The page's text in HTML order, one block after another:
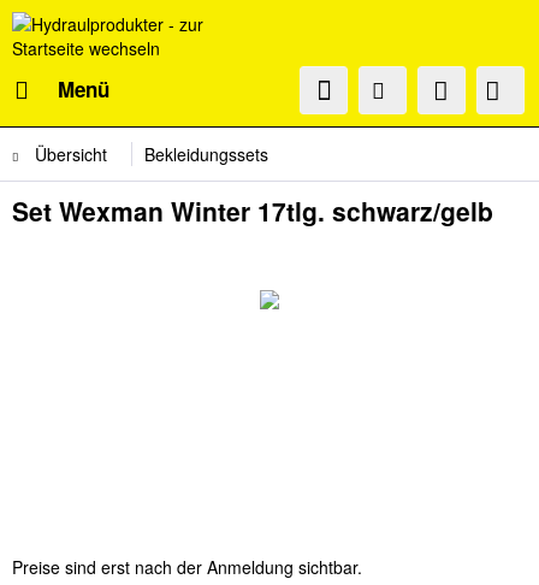
Menü
Übersicht Bekleidungssets
Set Wexman Winter 17tlg. schwarz/gelb
Preise sind erst nach der Anmeldung sichtbar.